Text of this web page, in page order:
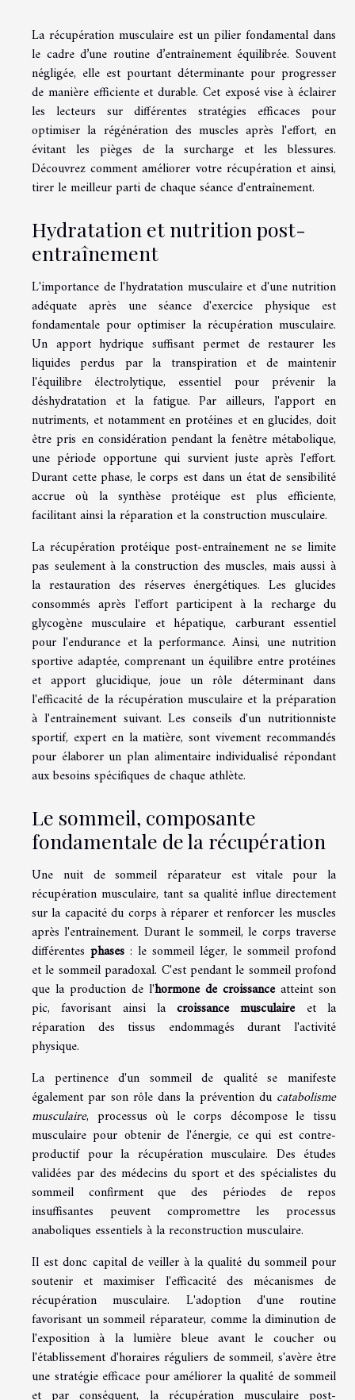
La récupération musculaire est un pilier fondamental dans
le cadre d’une routine d’entraînement équilibrée. Souvent
négligée, elle est pourtant déterminante pour progresser
de manière efficiente et durable. Cet exposé vise à éclairer
les lecteurs sur différentes stratégies efficaces pour
optimiser la régénération des muscles après l'effort, en
évitant les pièges de la surcharge et les blessures.
Découvrez comment améliorer votre récupération et ainsi,
tirer le meilleur parti de chaque séance d'entraînement.
Hydratation et nutrition post-
entraînement
L'importance de l'hydratation musculaire et d'une nutrition
adéquate après une séance d'exercice physique est
fondamentale pour optimiser la récupération musculaire.
Un apport hydrique suffisant permet de restaurer les
liquides perdus par la transpiration et de maintenir
l'équilibre électrolytique, essentiel pour prévenir la
déshydratation et la fatigue. Par ailleurs, l'apport en
nutriments, et notamment en protéines et en glucides, doit
être pris en considération pendant la fenêtre métabolique,
une période opportune qui survient juste après l'effort.
Durant cette phase, le corps est dans un état de sensibilité
accrue où la synthèse protéique est plus efficiente,
facilitant ainsi la réparation et la construction musculaire.
La récupération protéique post-entraînement ne se limite
pas seulement à la construction des muscles, mais aussi à
la restauration des réserves énergétiques. Les glucides
consommés après l'effort participent à la recharge du
glycogène musculaire et hépatique, carburant essentiel
pour l'endurance et la performance. Ainsi, une nutrition
sportive adaptée, comprenant un équilibre entre protéines
et apport glucidique, joue un rôle déterminant dans
l'efficacité de la récupération musculaire et la préparation
à l'entraînement suivant. Les conseils d'un nutritionniste
sportif, expert en la matière, sont vivement recommandés
pour élaborer un plan alimentaire individualisé répondant
aux besoins spécifiques de chaque athlète.
Le sommeil, composante
fondamentale de la récupération
Une nuit de sommeil réparateur est vitale pour la
récupération musculaire, tant sa qualité influe directement
sur la capacité du corps à réparer et renforcer les muscles
après l'entraînement. Durant le sommeil, le corps traverse
différentes phases : le sommeil léger, le sommeil profond
et le sommeil paradoxal. C'est pendant le sommeil profond
que la production de l'hormone de croissanceatteint son
pic, favorisant ainsi lacroissance musculaireet la
réparation des tissus endommagés durant l'activité
physique.
La pertinence d'un sommeil de qualité se manifeste
également par son rôle dans la prévention du catabolisme
musculaire, processus où le corps décompose le tissu
musculaire pour obtenir de l'énergie, ce qui est contre-
productif pour la récupération musculaire. Des études
validées par des médecins du sport et des spécialistes du
sommeil confirment que des périodes de repos
insuffisantes peuvent compromettre les processus
anaboliques essentiels à la reconstruction musculaire.
Il est donc capital de veiller à la qualité du sommeil pour
soutenir et maximiser l'efficacité des mécanismes de
récupération musculaire. L'adoption d'une routine
favorisant un sommeil réparateur, comme la diminution de
l'exposition à la lumière bleue avant le coucher ou
l'établissement d'horaires réguliers de sommeil, s'avère être
une stratégie efficace pour améliorer la qualité de sommeil